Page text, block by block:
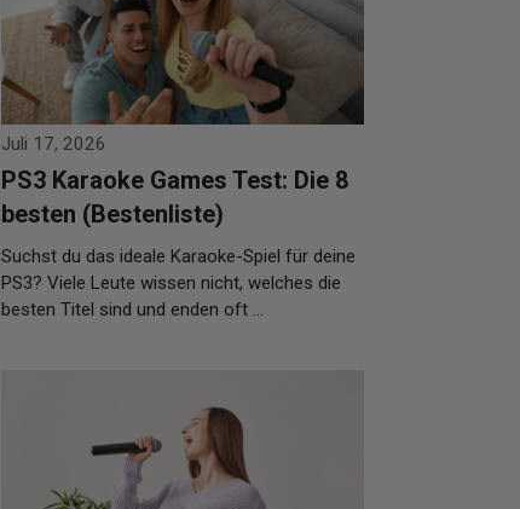
Juli 17, 2026
PS3 Karaoke Games Test: Die 8
besten (Bestenliste)
Suchst du das ideale Karaoke-Spiel für deine
PS3? Viele Leute wissen nicht, welches die
besten Titel sind und enden oft …